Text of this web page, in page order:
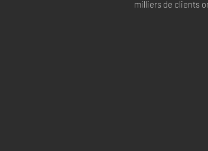
milliers de clients